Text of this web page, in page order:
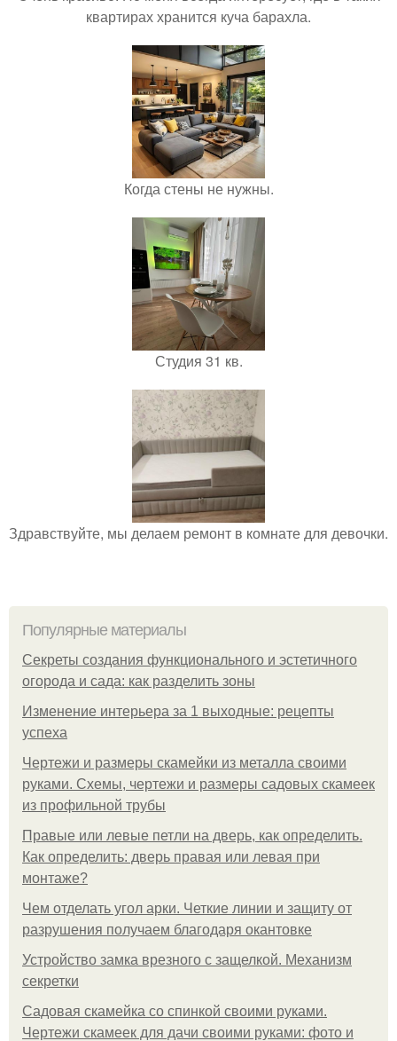
квартирах хранится куча барахла.
Когда стены не нужны.
Студия 31 кв.
Здравствуйте, мы делаем ремонт в комнате для девочки.
Популярные материалы
Секреты создания функционального и эстетичного
огорода и сада: как разделить зоны
Изменение интерьера за 1 выходные: рецепты
успеха
Чертежи и размеры скамейки из металла своими
руками. Схемы, чертежи и размеры садовых скамеек
из профильной трубы
Правые или левые петли на дверь, как определить.
Как определить: дверь правая или левая при
монтаже?
Чем отделать угол арки. Четкие линии и защиту от
разрушения получаем благодаря окантовке
Устройство замка врезного с защелкой. Механизм
секретки
Садовая скамейка со спинкой своими руками.
Чертежи скамеек для дачи своими руками: фото и